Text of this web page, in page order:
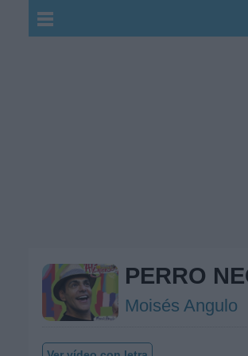
PERRO
Moisés Angulo